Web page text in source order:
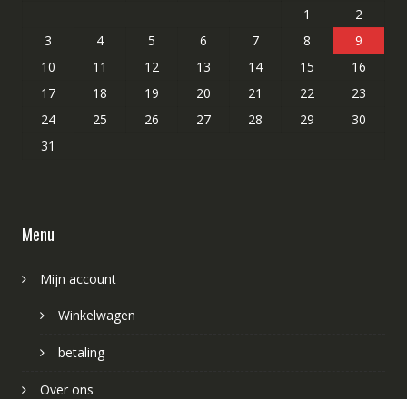
1
2
3
4 5 6 7 8
9
10
11 12 13 14 15
16
17
18 19 20 21 22
23
24
25 26 27 28 29
30
31
Menu
Mijn account
Winkelwagen
betaling
Over ons